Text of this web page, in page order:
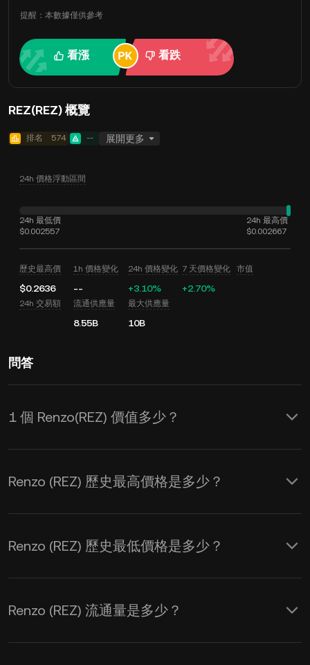
提醒：本數據僅供參考
看漲 看跌
REZ(REZ) 概覽
排名 574 -- 展開更多
24h 價格浮動區間
24h 最低價
$0.002557
24h 最高價
$0.002667
歷史最高價
$0.2636
1h 價格變化
--
24h 價格變化
+3.10%
7 天價格變化
+2.70%
市值
24h 交易額 流通供應量
8.55B
最大供應量
10B
問答
1 個 Renzo(REZ) 價值多少？
KuCoin 實時更新 Renzo(REZ) 的 USD 價
格，其價格受供需和市場情緒影響 。您
Renzo (REZ) 歷史最高價格是多少？
Renzo (REZ) 歷史最低價格是多少？
Renzo (REZ) 流通量是多少？